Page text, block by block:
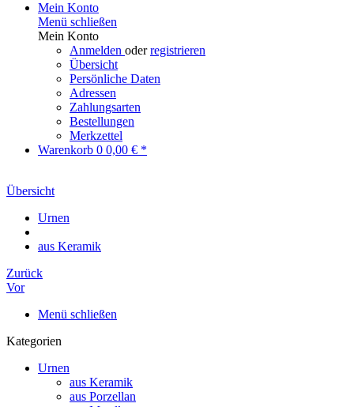
Mein Konto
Menü schließen
Mein Konto
Anmelden oderregistrieren
Übersicht
Persönliche Daten
Adressen
Zahlungsarten
Bestellungen
Merkzettel
Warenkorb 0 0,00 € *
Übersicht
Urnen
aus Keramik
Zurück
Vor
Menü schließen
Kategorien
Urnen
aus Keramik
aus Porzellan